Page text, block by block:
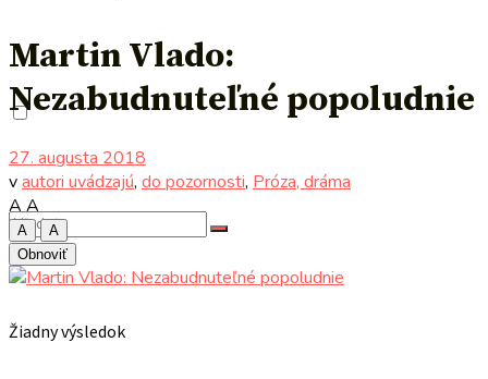
Žiadny výsledok
Martin Vlado:
Nezabudnuteľné popoludnie
27. augusta 2018
vautori uvádzajú, do pozornosti, Próza, dráma
AA
A
A
Obnoviť